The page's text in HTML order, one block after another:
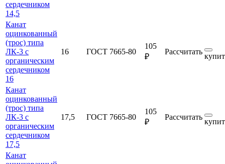
сердечником
14,5
Канат
оцинкованный
(трос) типа
ЛК-3 с
органическим
сердечником
16
16 ГОСТ 7665-80
105
₽
Рассчитать
Канат
оцинкованный
(трос) типа
ЛК-3 с
органическим
сердечником
17,5
17,5 ГОСТ 7665-80
105
₽
Рассчитать
Канат